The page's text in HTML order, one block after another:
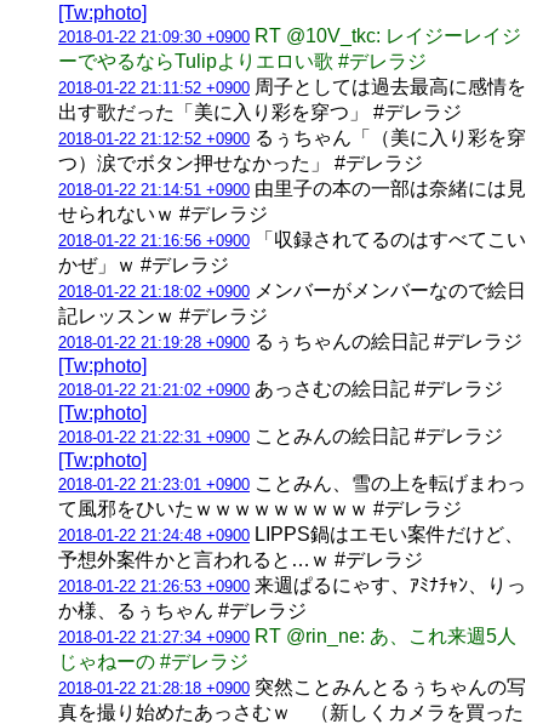
[Tw:photo]
2018-01-22 21:09:30 +0900 RT @10V_tkc: レイジーレイジ
ーでやるならTulipよりエロい歌 #デレラジ
2018-01-22 21:11:52 +0900 周子としては過去最高に感情を
出す歌だった「美に入り彩を穿つ」 #デレラジ
2018-01-22 21:12:52 +0900 るぅちゃん「（美に入り彩を穿
つ）涙でボタン押せなかった」 #デレラジ
2018-01-22 21:14:51 +0900 由里子の本の一部は奈緒には見
せられないｗ #デレラジ
2018-01-22 21:16:56 +0900 「収録されてるのはすべてこい
かぜ」ｗ #デレラジ
2018-01-22 21:18:02 +0900 メンバーがメンバーなので絵日
記レッスンｗ #デレラジ
2018-01-22 21:19:28 +0900 るぅちゃんの絵日記 #デレラジ
[Tw:photo]
2018-01-22 21:21:02 +0900 あっさむの絵日記 #デレラジ
[Tw:photo]
2018-01-22 21:22:31 +0900 ことみんの絵日記 #デレラジ
[Tw:photo]
2018-01-22 21:23:01 +0900 ことみん、雪の上を転げまわっ
て風邪をひいたｗｗｗｗｗｗｗｗｗ #デレラジ
2018-01-22 21:24:48 +0900 LIPPS鍋はエモい案件だけど、
予想外案件かと言われると…ｗ #デレラジ
2018-01-22 21:26:53 +0900 来週ぱるにゃす、ｱﾐﾅﾁｬﾝ、りっ
か様、るぅちゃん #デレラジ
2018-01-22 21:27:34 +0900 RT @rin_ne: あ、これ来週5人
じゃねーの #デレラジ
2018-01-22 21:28:18 +0900 突然ことみんとるぅちゃんの写
真を撮り始めたあっさむｗ （新しくカメラを買った